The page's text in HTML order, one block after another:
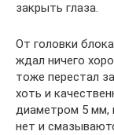
закрыть глаза.
От головки
ждал ничего
тоже перестал
хоть и
диаметром 5 мм,
нет и